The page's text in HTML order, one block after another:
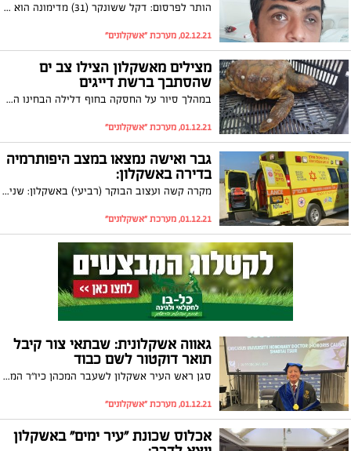
הותר לפרסום: דקל ששונקר (31) מדימונה הוא החשוד בביצוע עבירות מין בנשים והפצת מחלת האיידס. מחקירת המשטרה עולה כי החשוד פעל בכל אזור הדרום והתמקד בנשים ממצב סוציו אקונומי נמוך להן הציע תשלום
02.12.21, מערכת "אשקלונים"
מצילים מאשקלון הצילו צב ים
שהסתבך ברשת דייגים
במהלך סיור על החסקה בחוף דלילה הבחינו המצילים האשקלונים דניאל לוי וברק בסין בצב ים פצוע שנלכד ברשת דייגים. הם העלו אותו על החסקה ודאגו שיקבל טיפול רפואי שהציל את חייו
01.12.21, מערכת "אשקלונים"
גבר ואישה נמצאו במצב היפותרמיה
בדירה באשקלון:
מקרה קשה ועצוב הבוקר (רביעי) באשקלון: שני אנשים מבוגרים בשנות ה-70 לחייהם נמצאו בדירתם עם כוויות קור ובמצב היפותרמיה
01.12.21, מערכת "אשקלונים"
גאווה אשקלונית: שבתאי צור קיבל
תואר דוקטור לשם כבוד
סגן ראש העיר אשקלון לשעבר המכהן כיו"ר המועצה להסדר ההימורים ספורט קיבל תואר דוקטור לשם כבוד מטעמה של אוניברסיטה בגיאורגיה. צור הנרגש אמר: "זוהי סגירת מעגל מרגשת עבורי"
01.12.21, מערכת "אשקלונים"
אכלוס שכונת "עיר ימים" באשקלון